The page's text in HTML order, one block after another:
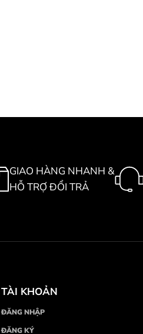
GIAO HÀNG NHANH &
HỖ TRỢ ĐỔI TRẢ
TÀI KHOẢN
ĐĂNG NHẬP
ĐĂNG KÝ